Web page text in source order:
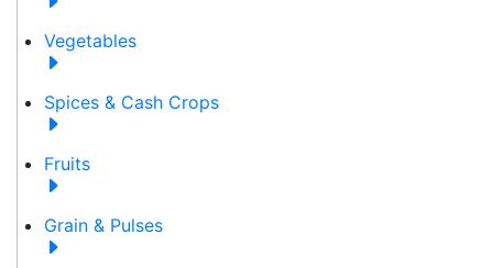
Vegetables
Spices & Cash Crops
Fruits
Grain & Pulses